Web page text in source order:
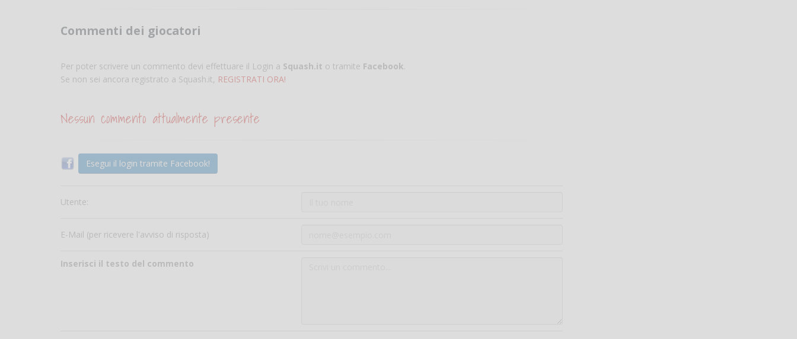
Commenti dei giocatori
Per poter scrivere un commento devi effettuare il Login a Squash.it o tramite Facebook.
Se non sei ancora registrato a Squash.it, REGISTRATI ORA!
Nessun commento attualmente presente
Esegui il login tramite Facebook!
Utente:
E-Mail (per ricevere l'avviso di risposta)
Inserisci il testo del commento